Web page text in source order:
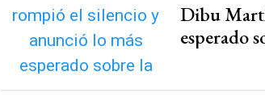
Dibu
esperado